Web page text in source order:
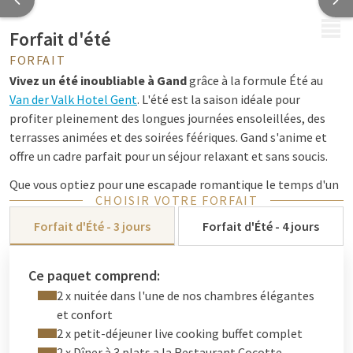
Forfait d'été
FORFAIT
Vivez un été inoubliable à Gandgrâce à la formule Été au
Van der Valk Hotel Gent. L'été est la saison idéale pour
profiter pleinement des longues journées ensoleillées, des
terrasses animées et des soirées féériques. Gand s'anime et
offre un cadre parfait pour un séjour relaxant et sans soucis.
Que vous optiez pour une escapade romantique le temps d'un
week-end, une sortie en famille amusante ou quelques jours
de pure détente, notre formule a tout pour vous garantir un
été réussi. Vous séjournerez dans une chambre spacieuse et
petit-déjeuner buffet préparé devant vous
également un délicieux dîner au Restaurant Cocotte, où les
plats estivaux et de saison sont à l'honneur.
Découvrez Gand sous son plus beau jour : flânez le long du
CHOISIR VOTRE FORFAIT
Forfait d'Été - 3 jours
Forfait d'Été - 4 jours
Ce paquet comprend:
2 x nuitée dans l'une de nos chambres élégantes
et confort
2 x petit-déjeuner live cooking buffet complet